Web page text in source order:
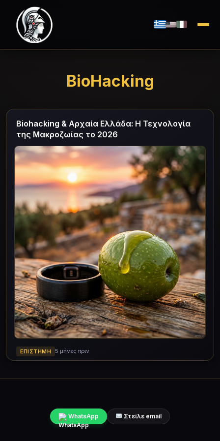
BioHacking
Biohacking & Αρχαία Ελλάδα: Η Τεχνολογία
της Μακροζωίας το 2026
ΕΠΙΣΤΉΜΗ 5 μήνες πριν
WhatsApp Στείλε email